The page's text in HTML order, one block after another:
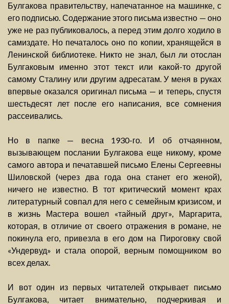
Булгакова правительству, напечатанное на машинке, с
его подписью. Содержание этого письма известно — оно
уже не раз публиковалось, а перед этим долго ходило в
самиздате. Но печаталось оно по копии, хранящейся в
Ленинской библиотеке. Никто не знал, был ли отослан
Булгаковым именно этот текст или какой-то другой
самому Сталину или другим адресатам. У меня в руках
впервые оказался оригинал письма — и теперь, спустя
шестьдесят лет после его написания, все сомнения
рассеивались.
Но в папке — весна 1930-го. И об отчаянном,
вызывающем послании Булгакова еще никому, кроме
самого автора и печатавшей письмо Елены Сергеевны
Шиловской (через два года она станет его женой),
ничего не известно. В тот критический момент крах
литературный совпал для него с семейным кризисом, и
в жизнь Мастера вошел «тайный друг», Маргарита,
которая, в отличие от своего отражения в романе, не
покинула его, привезла в его дом на Пироговку свой
«Ундервуд» и стала опорой, верным помощником во
всех делах.
И вот один из первых читателей открывает письмо
Булгакова, читает внимательно, подчеркивая и